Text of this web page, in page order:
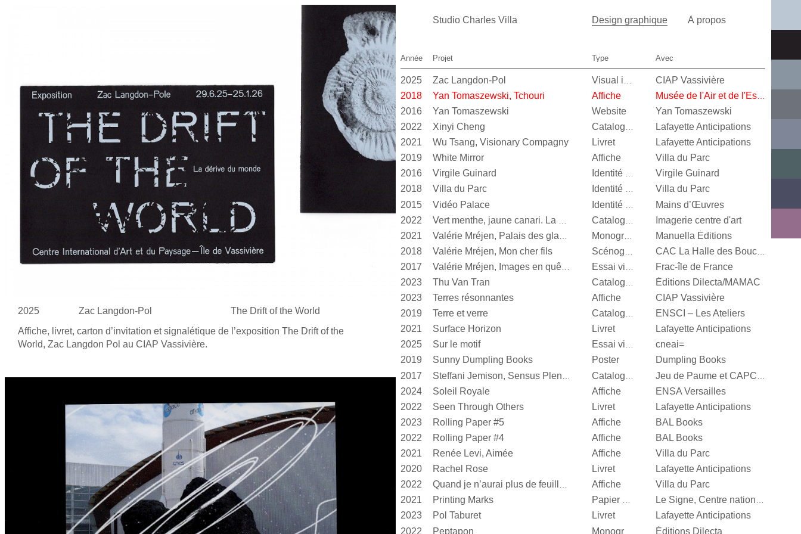
2025 Zac Langdon-Pol The Drift of the World
Affiche, livret, carton d’invitation et signalétique de l’exposition The Drift of the
World, Zac Langdon Pol au CIAP Vassivière.
Studio Charles Villa Design graphique À propos
Année Projet Type Avec
2025 Zac Langdon-Pol
CIAP Vassivière
2018
Yan Tomaszewski, Tchouri Affiche
2016 Yan Tomaszewski Website
Yan Tomaszewski
2022
Xinyi Cheng Catalogue d’exposition
Lafayette Anticipations
2021
Wu Tsang, Visionary Compagny Livret
Lafayette Anticipations
2019
White Mirror Affiche
Villa du Parc
2016
Virgile Guinard Identité visuelle
Virgile Guinard
2018
Villa du Parc Identité visuelle
Villa du Parc
2015
Vidéo Palace
Mains d’Œuvres
2022
Imagerie centre d'art
2021
Manuella Éditions
2018
Valérie Mréjen, Mon cher fils
2017 Valérie Mréjen, Images en quête d'histoires
Frac-île de France
2023
Thu Van Tran Catalogue d’exposition
Éditions Dilecta/MAMAC
2023
Terres résonnantes Affiche
CIAP Vassivière
2019
Terre et verre Catalogue d’exposition
ENSCI – Les Ateliers
2021
Surface Horizon Livret
Lafayette Anticipations
2025
Sur le motif Essai visuel
cneai=
2019
Sunny Dumpling Books Poster
Dumpling Books
2017
2024 Soleil Royale Affiche
ENSA Versailles
2022
Seen Through Others Livret
Lafayette Anticipations
2023
Rolling Paper #5 Affiche
BAL Books
2022
Rolling Paper #4 Affiche
BAL Books
2021
Renée Levi, Aimée Affiche
Villa du Parc
2020
Rachel Rose Livret
Lafayette Anticipations
2022
Quand je n’aurai plus de feuille, […] Affiche
Villa du Parc
2021
Printing Marks Papier d’emballage Le Signe, Centre national du graphisme
2023 Pol Taburet Livret
Lafayette Anticipations
2022
Peptapon Éditions Dilecta